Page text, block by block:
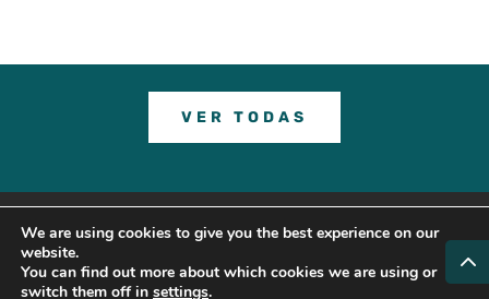
VER TODAS
© 2023 GRUPO LDG |Legal Note–Cookies
–Política de Privacidad
We are using cookies to give you the best experience on our
website.
You can find out more about which cookies we are using or
switch them off in settings.